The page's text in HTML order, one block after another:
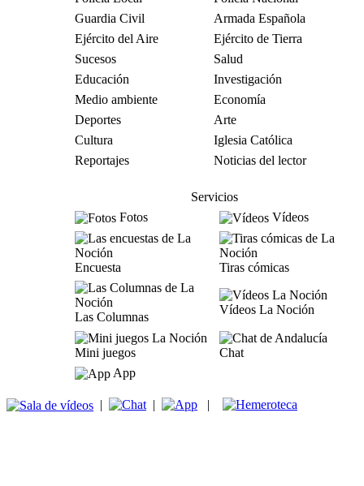
Guardia Civil
Armada Española
Ejército del Aire
Ejército de Tierra
Sucesos
Salud
Educación
Investigación
Medio ambiente
Economía
Deportes
Arte
Cultura
Iglesia Católica
Reportajes
Noticias del lector
Servicios
Fotos
Vídeos
Encuesta Tiras cómicas
Las Columnas
Vídeos La Noción
Mini juegos
Chat
App
| | |